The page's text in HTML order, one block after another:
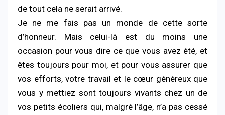
de tout cela ne serait arrivé.
Je ne me fais pas un monde de cette sorte
d’honneur. Mais celui-là est du moins une
occasion pour vous dire ce que vous avez été, et
êtes toujours pour moi, et pour vous assurer que
vos efforts, votre travail et le cœur généreux que
vous y mettiez sont toujours vivants chez un de
vos petits écoliers qui, malgré l’âge, n’a pas cessé